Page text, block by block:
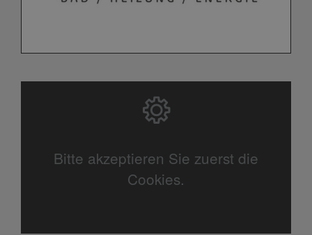
Bitte akzeptieren Sie zuerst die
Cookies.